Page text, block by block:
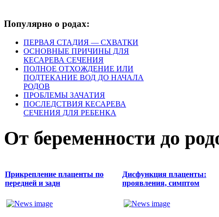
Популярно о родах:
ПЕРВАЯ СТАДИЯ — СХВАТКИ
ОСНОВНЫЕ ПРИЧИНЫ ДЛЯ
КЕСАРЕВА СЕЧЕНИЯ
ПОЛНОЕ ОТХОЖДЕНИЕ ИЛИ
ПОДТЕКАНИЕ ВОД ДО НАЧАЛА
РОДОВ
ПРОБЛЕМЫ ЗАЧАТИЯ
ПОСЛЕДСТВИЯ КЕСАРЕВА
СЕЧЕНИЯ ДЛЯ РЕБЕНКА
От беременности до
Прикрепление плаценты по
передней и задн
Дисфункция плаценты:
проявления, симптом